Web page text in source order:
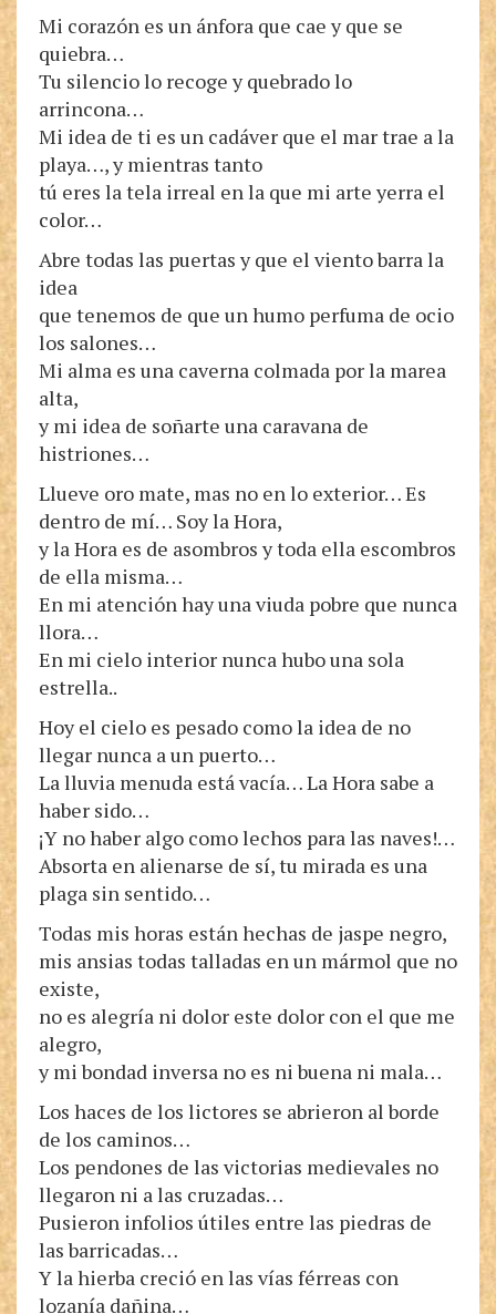
Mi corazón es un ánfora que cae y que se
quiebra…
Tu silencio lo recoge y quebrado lo
arrincona…
Mi idea de ti es un cadáver que el mar trae a la
playa…, y mientras tanto
tú eres la tela irreal en la que mi arte yerra el
color…
Abre todas las puertas y que el viento barra la
idea
que tenemos de que un humo perfuma de ocio
los salones…
Mi alma es una caverna colmada por la marea
alta,
y mi idea de soñarte una caravana de
histriones…
Llueve oro mate, mas no en lo exterior… Es
dentro de mí… Soy la Hora,
y la Hora es de asombros y toda ella escombros
de ella misma…
En mi atención hay una viuda pobre que nunca
llora…
En mi cielo interior nunca hubo una sola
estrella..
Hoy el cielo es pesado como la idea de no
llegar nunca a un puerto…
La lluvia menuda está vacía… La Hora sabe a
haber sido…
¡Y no haber algo como lechos para las naves!…
Absorta en alienarse de sí, tu mirada es una
plaga sin sentido…
Todas mis horas están hechas de jaspe negro,
mis ansias todas talladas en un mármol que no
existe,
no es alegría ni dolor este dolor con el que me
alegro,
y mi bondad inversa no es ni buena ni mala…
Los haces de los lictores se abrieron al borde
de los caminos…
Los pendones de las victorias medievales no
llegaron ni a las cruzadas…
Pusieron infolios útiles entre las piedras de
las barricadas…
Y la hierba creció en las vías férreas con
lozanía dañina…